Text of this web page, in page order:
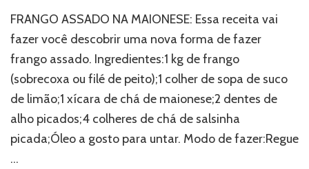
FRANGO ASSADO NA MAIONESE: Essa receita vai
fazer você descobrir uma nova forma de fazer
frango assado. Ingredientes:1 kg de frango
(sobrecoxa ou filé de peito);1 colher de sopa de suco
de limão;1 xícara de chá de maionese;2 dentes de
alho picados;4 colheres de chá de salsinha
picada;Óleo a gosto para untar. Modo de fazer:Regue
…